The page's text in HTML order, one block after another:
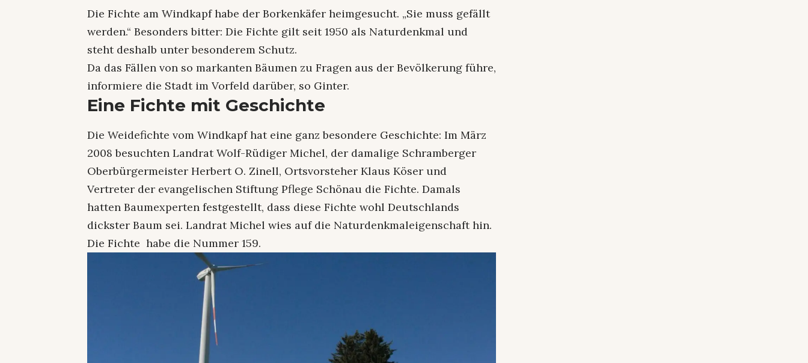
Die Fichte am Windkapf habe der Borkenkäfer heimgesucht. „Sie muss gefällt
werden.“ Besonders bitter: Die Fichte gilt seit 1950 als Naturdenkmal und
steht deshalb unter besonderem Schutz.
Da das Fällen von so markanten Bäumen zu Fragen aus der Bevölkerung führe,
informiere die Stadt im Vorfeld darüber, so Ginter.
Eine Fichte mit Geschichte
Die Weidefichte vom Windkapf hat eine ganz besondere Geschichte: Im März
2008 besuchten Landrat Wolf-Rüdiger Michel, der damalige Schramberger
Oberbürgermeister Herbert O. Zinell, Ortsvorsteher Klaus Köser und
Vertreter der evangelischen Stiftung Pflege Schönau die Fichte. Damals
hatten Baumexperten festgestellt, dass diese Fichte wohl Deutschlands
dickster Baum sei. Landrat Michel wies auf die Naturdenkmaleigenschaft hin.
Die Fichte habe die Nummer 159.